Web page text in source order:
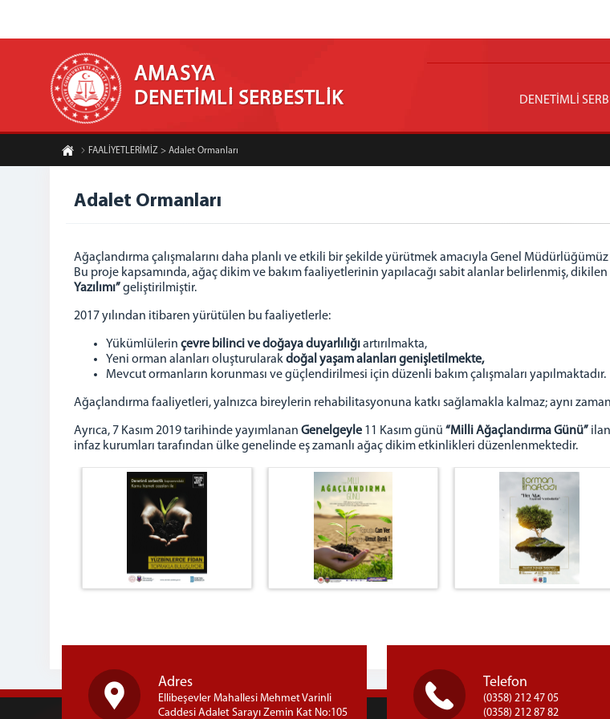
AMASYA
DENETİMLİ SERBESTLİK DENETİMLİ
FAALİYETLERİMİZ > Adalet Ormanları
Adalet Ormanları
Ağaçlandırma çalışmalarını daha planlı ve etkili bir şekilde yürütmek amacıyla Genel
Bu proje kapsamında, ağaç dikim ve bakım faaliyetlerinin yapılacağı sabit alanlar belirlenmiş, dikilen
Yazılımı”geliştirilmiştir.
2017 yılından itibaren yürütülen bu faaliyetlerle:
Yükümlülerin çevre bilinci ve doğaya duyarlılığıartırılmakta,
Yeni orman alanları oluşturularakdoğal yaşam alanları genişletilmekte,
Mevcut ormanların korunması ve güçlendirilmesi için düzenli bakım çalışmaları yapılmaktadır.
Ağaçlandırma faaliyetleri, yalnızca bireylerin rehabilitasyonuna katkı sağlamakla kalmaz; aynı
Ayrıca, 7 Kasım 2019 tarihinde yayımlanan Genelgeyle 11 Kasım günü “Milli Ağaçlandırma Günü”
infaz kurumları tarafından ülke genelinde eş zamanlı ağaç dikim etkinlikleri düzenlenmektedir.
Adres
Ellibeşevler Mahallesi Mehmet Varinli
Caddesi Adalet Sarayı Zemin Kat No:105
Telefon
(0358) 212 47 05
(0358) 212 87 82